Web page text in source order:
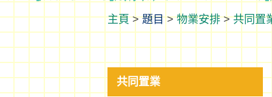
>題目>物業安排>共同置
共同置業